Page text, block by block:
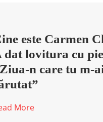
este Carmen
dat lovitura cu
n care tu m-
More